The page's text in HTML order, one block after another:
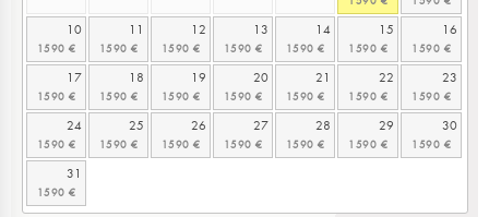
10 11 12 13 14 15 16
17 18 19 20 21 22 23
24 25 26 27 28 29 30
31